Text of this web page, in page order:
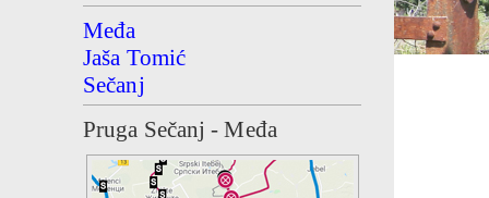
Međa
Jaša Tomić
Sečanj
Pruga Sečanj - Međa